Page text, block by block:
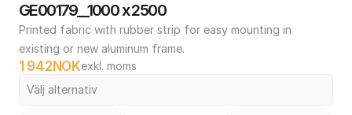
GE00179__1000 x 2500
Printed fabric with rubber strip for easy mounting in
existing or new aluminum frame.
1 942NOKexkl. moms
Välj alternativ